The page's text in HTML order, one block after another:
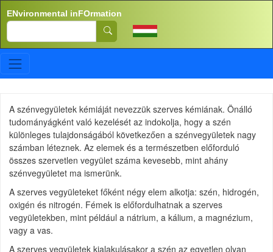
ENvironmental inFOrmation
Search
A szénvegyületek kémiáját nevezzük szerves kémiának. Önálló
tudományágként való kezelését az indokolja, hogy a szén
különleges tulajdonságából következően a szénvegyületek nagy
számban léteznek. Az elemek és a természetben előforduló
összes szervetlen vegyület száma kevesebb, mint ahány
szénvegyületet ma ismerünk.
A szerves vegyületeket főként négy elem alkotja: szén, hidrogén,
oxigén és nitrogén. Fémek is előfordulhatnak a szerves
vegyületekben, mint például a nátrium, a kálium, a magnézium,
vagy a vas.
A szerves vegyületek kialakulásakor a szén az egyetlen olyan